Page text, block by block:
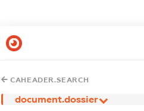
CAHEADER.SEARCH
document.dossier